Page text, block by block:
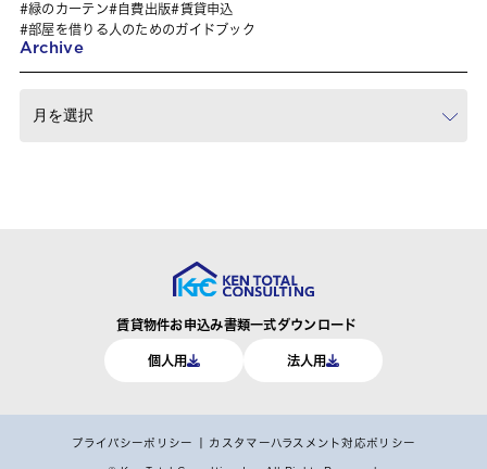
緑のカーテン
自費出版
賃貸申込
部屋を借りる人のためのガイドブック
Archive
賃貸物件お申込み書類一式ダウンロード
個人用 法人用
プライバシーポリシー カスタマーハラスメント対応ポリシー